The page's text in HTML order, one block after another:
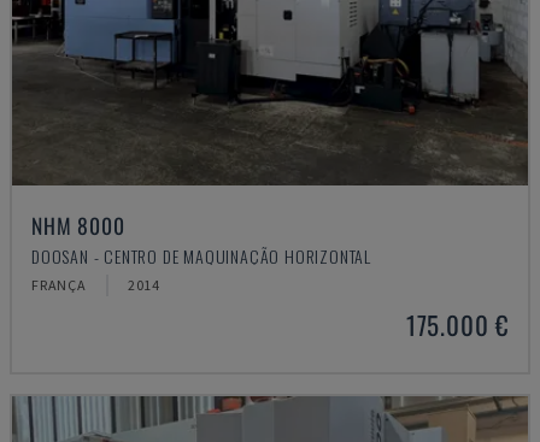
NHM 8000
DOOSAN - CENTRO DE MAQUINAÇÃO HORIZONTAL
FRANÇA 2014
175.000 €